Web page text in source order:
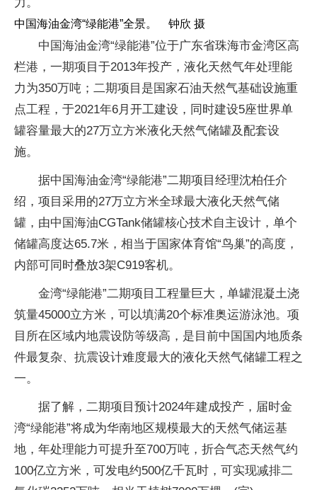
中国海油金湾“绿能港”全景。 钟欣 摄
中国海油金湾“绿能港”位于广东省珠海市金湾区高
栏港，一期项目于2013年投产，液化天然气年处理能
力为350万吨；二期项目是国家石油天然气基础设施重
点工程，于2021年6月开工建设，同时建设5座世界单
罐容量最大的27万立方米液化天然气储罐及配套设
施。
据中国海油金湾“绿能港”二期项目经理沈柏任介
绍，项目采用的27万立方米全球最大液化天然气储
罐，由中国海油CGTank储罐核心技术自主设计，单个
储罐高度达65.7米，相当于国家体育馆“鸟巢”的高度，
内部可同时叠放3架C919客机。
金湾“绿能港”二期项目工程量巨大，单罐混凝土浇
筑量45000立方米，可以填满20个标准奥运游泳池。项
目所在区域内地震设防等级高，是目前中国国内地质条
件最复杂、抗震设计难度最大的液化天然气储罐工程之
一。
据了解，二期项目预计2024年建成投产，届时金
湾“绿能港”将成为华南地区规模最大的天然气储运基
地，年处理能力可提升至700万吨，折合气态天然气约
100亿立方米，可发电约500亿千瓦时，可实现减排二